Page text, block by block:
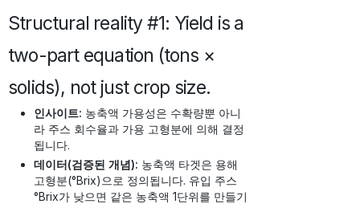
Structural reality #1: Yield is a
two-part equation (tons ×
solids), not just crop size.
인사이트: 농축액 가용성은 수확량뿐 아니
라 주스 회수율과 가용 고형분에 의해 결정
됩니다.
데이터(검증된 개념): 농축액 타겟은 용해
고형분(°Brix)으로 정의됩니다. 유입 주스
°Brix가 낮으면 같은 농축액 1단위를 만들기